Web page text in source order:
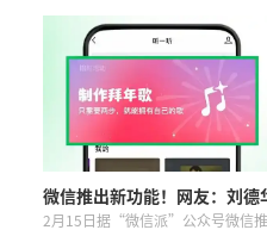
头，去看看盗号、养号、卖号的涉
黑灰产业链。在黑灰产业链的“养
场”，诈骗分子盗取或购买的互联
账...
微信推出新功能！网友：刘德
终于可以放假了
2月15日据“微信派”公众号微信推